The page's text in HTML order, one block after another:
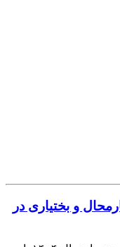
و بختیاری در